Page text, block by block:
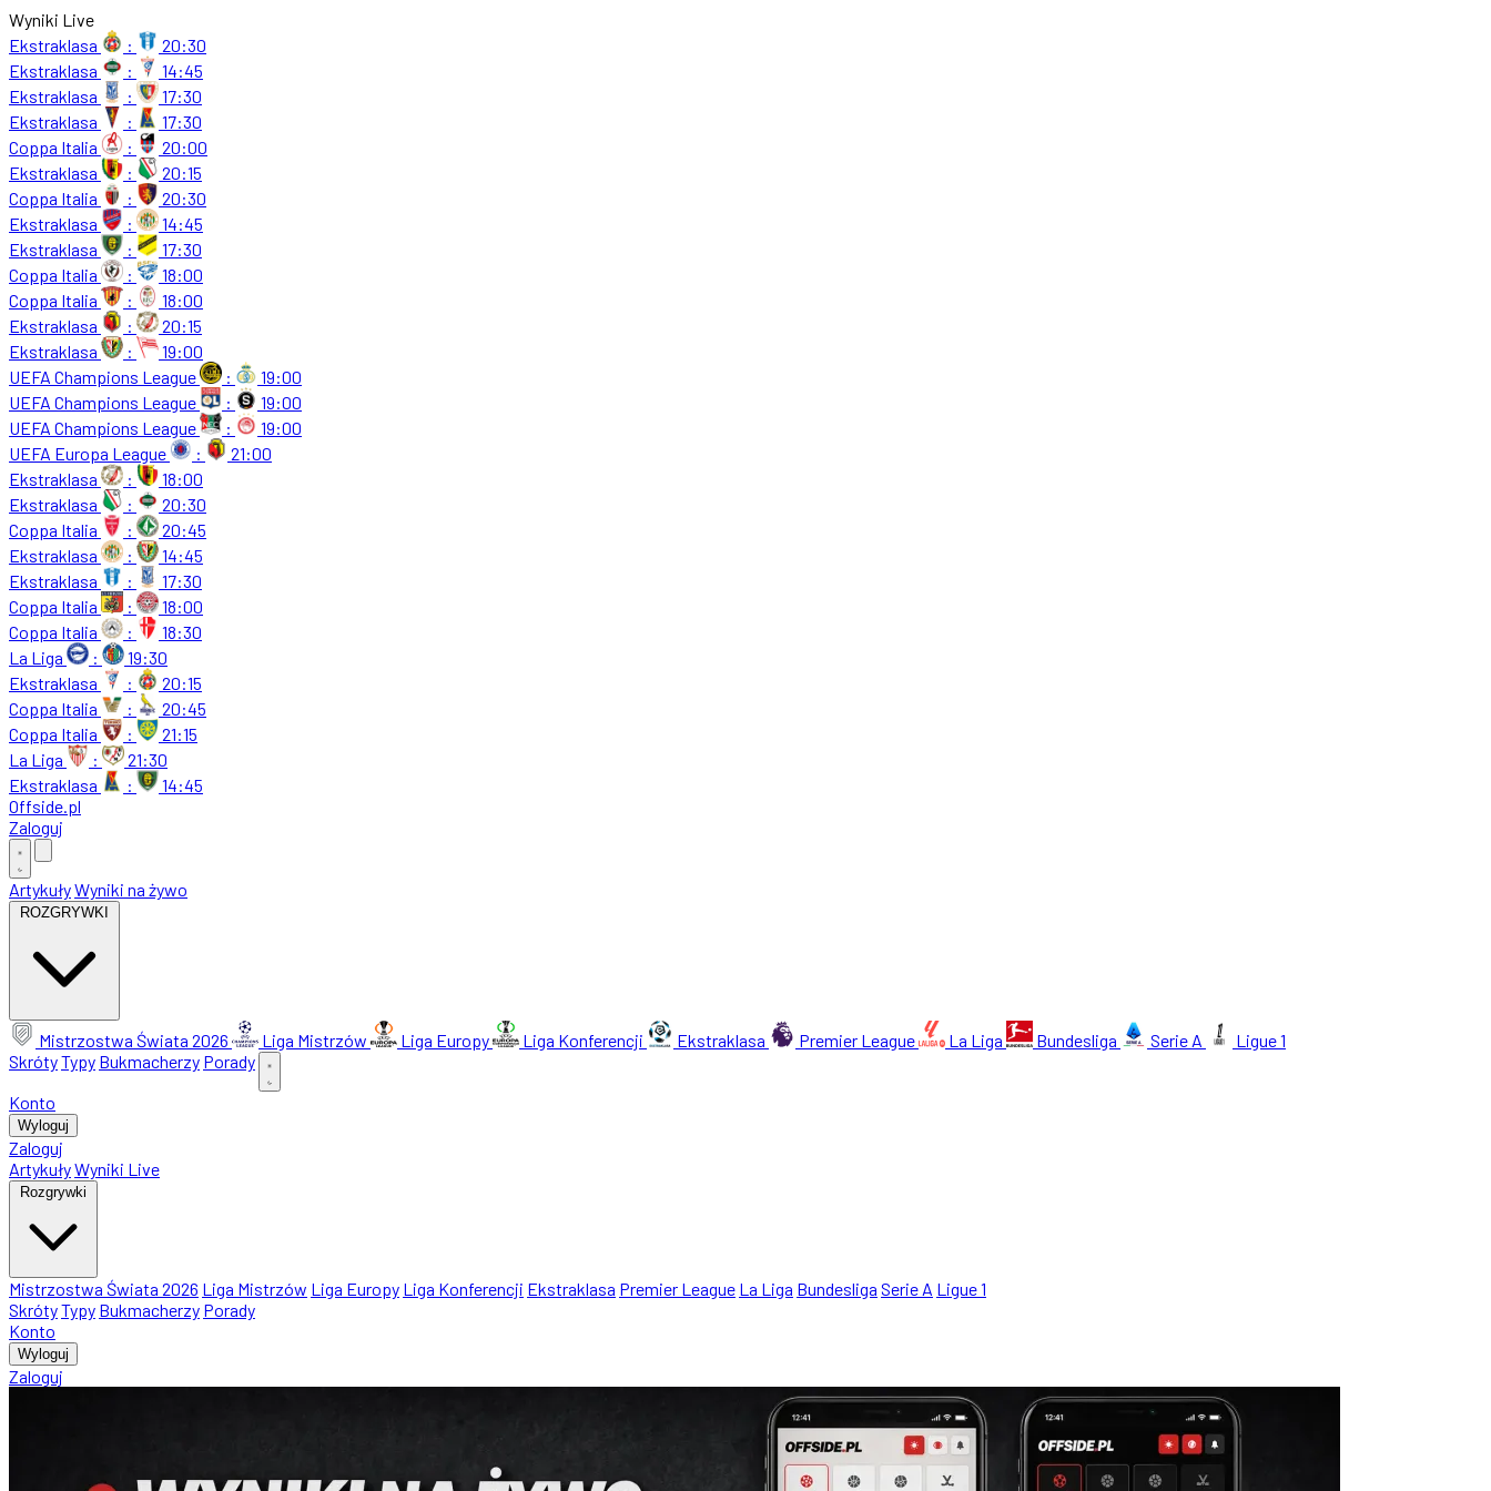
Wyniki Live
Ekstraklasa
:
20:30
Ekstraklasa
:
14:45
Ekstraklasa
:
17:30
Ekstraklasa
:
17:30
Coppa Italia
:
20:00
Ekstraklasa
:
20:15
Coppa Italia
:
20:30
Ekstraklasa
:
14:45
Ekstraklasa
:
17:30
Coppa Italia
:
18:00
Coppa Italia
:
18:00
Ekstraklasa
:
20:15
Ekstraklasa
:
19:00
UEFA Champions League
:
19:00
UEFA Champions League
:
19:00
UEFA Champions League
:
19:00
UEFA Europa League
:
21:00
Ekstraklasa
:
18:00
Ekstraklasa
:
20:30
Coppa Italia
:
20:45
Ekstraklasa
:
14:45
Ekstraklasa
:
17:30
Coppa Italia
:
18:00
Coppa Italia
:
18:30
La Liga
:
19:30
Ekstraklasa
:
20:15
Coppa Italia
:
20:45
Coppa Italia
:
21:15
La Liga
:
21:30
Ekstraklasa
:
14:45
Offside.pl
Zaloguj
ArtykułyWyniki na żywo
ROZGRYWKI
Mistrzostwa Świata 2026 Liga Mistrzów Liga Europy Liga Konferencji Ekstraklasa Premier League La Liga Bundesliga Serie A
Ligue 1
SkrótyTypy Bukmacherzy Porady
Konto
Wyloguj
Zaloguj
ArtykułyWyniki Live
Rozgrywki
Mistrzostwa Świata 2026 Liga Mistrzów Liga Europy Liga Konferencji Ekstraklasa Premier League La Liga Bundesliga Serie A Ligue 1
SkrótyTypy Bukmacherzy Porady
Konto
Wyloguj
Zaloguj